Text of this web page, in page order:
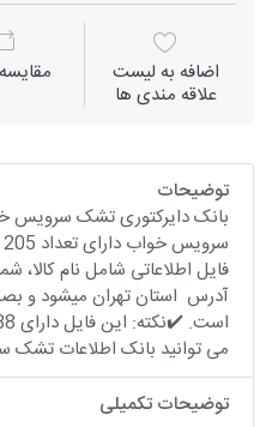
اضافه به لیست
علاقه مندی ها
توضیحات
بانک دایرکتوری تشک سرویس
فایل اطلاعاتی شامل نام کالا،
آدرس استان تهران میشود و
می توانید بانک اطلاعات
توضیحات تکمیلی